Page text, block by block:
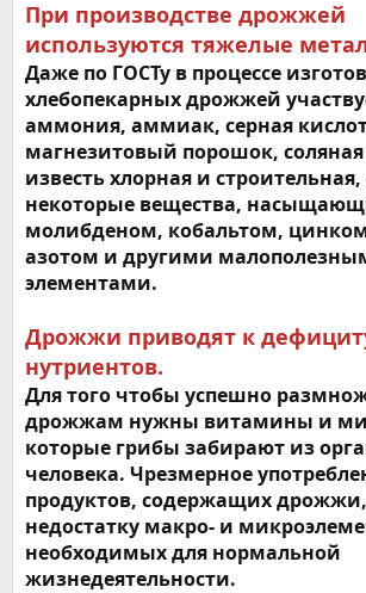
При производстве дрожжей
используются тяжелые
Даже по ГОСТу в процессе
хлебопекарных дрожжей
аммония, аммиак, серная
магнезитовый порошок, соляная
известь хлорная и
некоторые вещества,
молибденом, кобальтом,
азотом и другими
элементами.
Дрожжи приводят к
нутриентов.
Для того чтобы успешно
дрожжам нужны витамины и
которые грибы забирают из
человека. Чрезмерное
продуктов, содержащих
недостатку макро- и
необходимых для нормальной
жизнедеятельности.